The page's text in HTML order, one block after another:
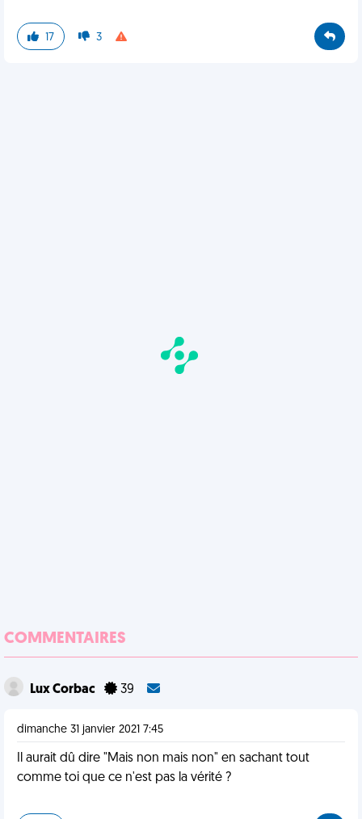
17 3
COMMENTAIRES
Lux Corbac 39
dimanche 31 janvier 2021 7:45
Il aurait dû dire "Mais non mais non" en sachant tout
comme toi que ce n'est pas la vérité ?